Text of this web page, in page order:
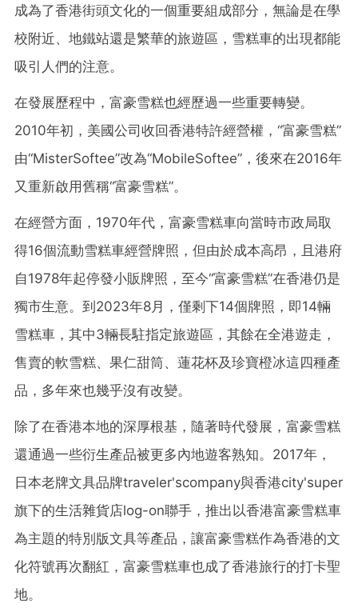
成為了香港街頭文化的一個重要組成部分，無論是在學
校附近、地鐵站還是繁華的旅遊區，雪糕車的出現都能
吸引人們的注意。
在發展歷程中，富豪雪糕也經歷過一些重要轉變。
2010年初，美國公司收回香港特許經營權，“富豪雪糕”
由“MisterSoftee”改為“MobileSoftee”，後來在2016年
又重新啟用舊稱“富豪雪糕”。
在經營方面，1970年代，富豪雪糕車向當時市政局取
得16個流動雪糕車經營牌照，但由於成本高昂，且港府
自1978年起停發小販牌照，至今“富豪雪糕”在香港仍是
獨市生意。到2023年8月，僅剩下14個牌照，即14輛
雪糕車，其中3輛長駐指定旅遊區，其餘在全港遊走，
售賣的軟雪糕、果仁甜筒、蓮花杯及珍寶橙冰這四種產
品，多年來也幾乎沒有改變。
除了在香港本地的深厚根基，隨著時代發展，富豪雪糕
還通過一些衍生產品被更多內地遊客熟知。2017年，
日本老牌文具品牌traveler'scompany與香港city'super
旗下的生活雜貨店log-on聯手，推出以香港富豪雪糕車
為主題的特別版文具等產品，讓富豪雪糕作為香港的文
化符號再次翻紅，富豪雪糕車也成了香港旅行的打卡聖
地。